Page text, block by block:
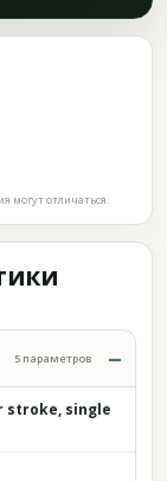
могут отличаться.
5 параметров
stroke, single